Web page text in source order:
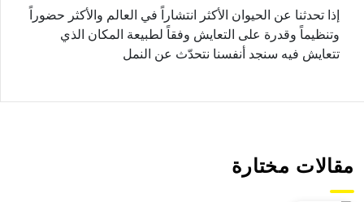
إذا تحدثنا عن الحيوان الأكثر انتشاراً في العالم والأكثر حضوراً
وتنظيماً وقدرة على التعايش وفقاً لطبيعة المكان الذي
تتعايش فيه سنجد أنفسنا نتحدّث عن النمل
مقالات مختارة